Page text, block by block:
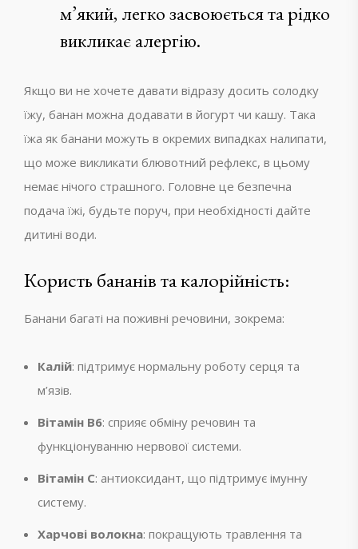
м’який, легко засвоюється та рідко
викликає алергію.
Якщо ви не хочете давати відразу досить солодку
їжу, банан можна додавати в йогурт чи кашу. Така
їжа як банани можуть в окремих випадках налипати,
що може викликати блювотний рефлекс, в цьому
немає нічого страшного. Головне це безпечна
подача їжі, будьте поруч, при необхідності дайте
дитині води.
Користь бананів та калорійність:
Банани багаті на поживні речовини, зокрема:
Калій: підтримує нормальну роботу серця та
м’язів.
Вітамін B6: сприяє обміну речовин та
функціонуванню нервової системи.
Вітамін C: антиоксидант, що підтримує імунну
систему.
Харчові волокна: покращують травлення та